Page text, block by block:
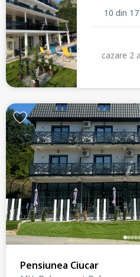
10 din
cazare 2
Pensiunea Ciucar